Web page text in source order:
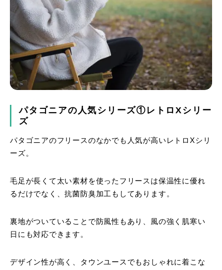
パタゴニアの人気シリーズ①レトロXシリー
ズ
パタゴニアのフリースのなかでも人気が高いレトロXシリ
ーズ。
毛足が長くて太い素材を使ったフリースは保温性に優れ
るだけでなく、抗菌防臭加工もしてあります。
裏地がついていることで防風性もあり、風の強く肌寒い
日にも対応できます。
デザイン性が高く、タウンユースでもおしゃれに着こな